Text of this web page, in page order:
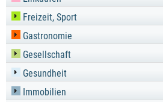
Freizeit, Sport
Gastronomie
Gesellschaft
Gesundheit
Immobilien